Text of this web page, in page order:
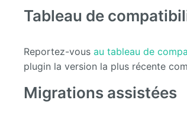
Tableau de
Reportez-vous au tableau de
plugin la version la plus récente
Migrations assistées